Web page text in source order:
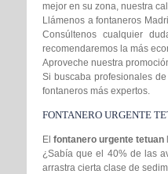
mejor en su zona, nuestra
Llámenos a fontaneros
Consúltenos cualquier
recomendaremos la más
Aproveche nuestra
Si buscaba profesionales
fontaneros más expertos.
FONTANERO URGENTE
El fontanero urgente tetuan
¿Sabía que el 40% de las
arrastra cierta clase de